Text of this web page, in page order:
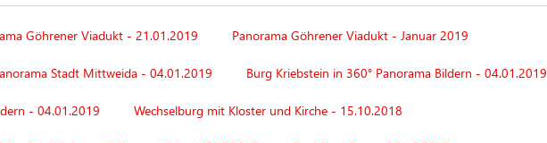
Göhrener Viadukt - 21.01.2019 Panorama Göhrener Viadukt - Januar 2019
Stadt Mittweida - 04.01.2019 Burg Kriebstein in 360° Panorama Bildern - 04.01.2019
- 04.01.2019 Wechselburg mit Kloster und Kirche - 15.10.2018